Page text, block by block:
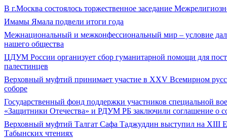
В г.Москва состоялось торжественное заседание
Имамы Ямала подвели итоги года
Межнациональный и межконфессиональный мир – условие
нашего общества
ЦДУМ России организует сбор гуманитарной помощи для
палестинцев
Верховный муфтий принимает участие в XXV Всемирном
соборе
Государственный фонд поддержки участников специальной
«Защитники Отечества» и РДУМ РБ заключили соглашение о
Верховный муфтий Талгат Сафа Таджуддин выступил на ХIII
Табынских чтениях